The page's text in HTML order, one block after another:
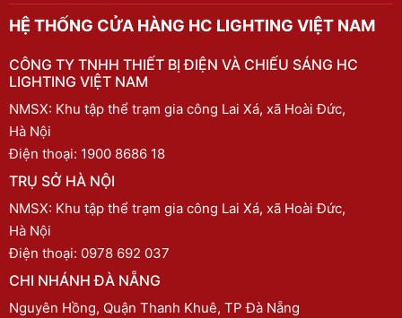
HỆ THỐNG CỬA HÀNG HC LIGHTING VIỆT NAM
CÔNG TY TNHH THIẾT BỊ ĐIỆN VÀ CHIẾU SÁNG HC
LIGHTING VIỆT NAM
NMSX: Khu tập thể trạm gia công Lai Xá, xã Hoài Đức,
Hà Nội
Điện thoại: 1900 8686 18
TRỤ SỞ HÀ NỘI
NMSX: Khu tập thể trạm gia công Lai Xá, xã Hoài Đức,
Hà Nội
Điện thoại: 0978 692 037
CHI NHÁNH ĐÀ NẴNG
Nguyên Hồng, Quận Thanh Khuê, TP Đà Nẵng